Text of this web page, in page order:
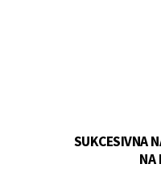
SUKCESIVNA
NA